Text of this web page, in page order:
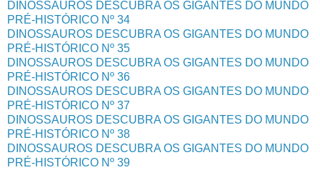
DINOSSAUROS DESCUBRA OS GIGANTES DO MUNDO
PRÉ-HISTÓRICO Nº 34
DINOSSAUROS DESCUBRA OS GIGANTES DO MUNDO
PRÉ-HISTÓRICO Nº 35
DINOSSAUROS DESCUBRA OS GIGANTES DO MUNDO
PRÉ-HISTÓRICO Nº 36
DINOSSAUROS DESCUBRA OS GIGANTES DO MUNDO
PRÉ-HISTÓRICO Nº 37
DINOSSAUROS DESCUBRA OS GIGANTES DO MUNDO
PRÉ-HISTÓRICO Nº 38
DINOSSAUROS DESCUBRA OS GIGANTES DO MUNDO
PRÉ-HISTÓRICO Nº 39